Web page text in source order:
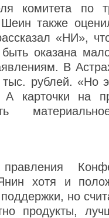
комитета по
также
«НИ»,
оказана
В
рублей. «Но
карточки на
хотя и
но
продукты,